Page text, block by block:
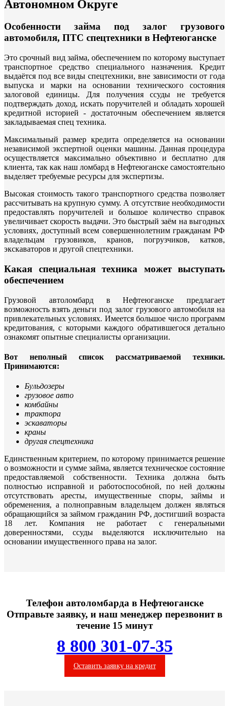
Автономном Округе
Особенности займа под залог грузового
автомобиля, ПТС спецтехники в Нефтеюганске
Это срочный вид займа, обеспечением по которому выступает
транспортное средство специального назначения. Кредит
выдаётся под все виды спецтехники, вне зависимости от года
выпуска и марки на основании технического состояния
залоговой единицы. Для получения ссуды не требуется
подтверждать доход, искать поручителей и обладать хорошей
кредитной историей - достаточным обеспечением является
закладываемая спец техника.
Максимальный размер кредита определяется на основании
независимой экспертной оценки машины. Данная процедура
осуществляется максимально объективно и бесплатно для
клиента, так как наш ломбард в Нефтеюганске самостоятельно
выделяет требуемые ресурсы для экспертизы.
Высокая стоимость такого транспортного средства позволяет
рассчитывать на крупную сумму. А отсутствие необходимости
предоставлять поручителей и большое количество справок
увеличивает скорость выдачи. Это быстрый заём на выгодных
условиях, доступный всем совершеннолетним гражданам РФ
владельцам грузовиков, кранов, погрузчиков, катков,
экскаваторов и другой спецтехники.
Какая специальная техника может выступать
обеспечением
Грузовой автоломбард в Нефтеюганске предлагает
возможность взять деньги под залог грузового автомобиля на
привлекательных условиях. Имеется большое число программ
кредитования, с которыми каждого обратившегося детально
ознакомят опытные специалисты организации.
Вот неполный список рассматриваемой техники.
Принимаются:
Бульдозеры
грузовое авто
комбайны
трактора
эскаваторы
краны
другая спецтехника
Единственным критерием, по которому принимается решение
о возможности и сумме займа, является техническое состояние
предоставляемой собственности. Техника должна быть
полностью исправной и работоспособной, по ней должны
отсутствовать аресты, имущественные споры, займы и
обременения, а полноправным владельцем должен являться
обращающийся за займом гражданин РФ, достигший возраста
18 лет. Компания не работает с генеральными
доверенностями, ссуды выделяются исключительно на
основании имущественного права на залог.
Телефон автоломбарда в Нефтеюганске
Отправьте заявку, и наш менеджер перезвонит в
течение 15 минут
8 800 301-07-35
Оставить заявку на кредит